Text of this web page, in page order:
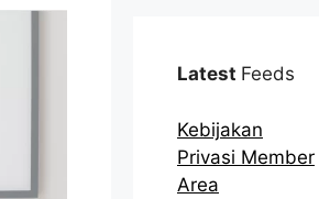
Latest Feeds
Kebijakan
Privasi Member
Area